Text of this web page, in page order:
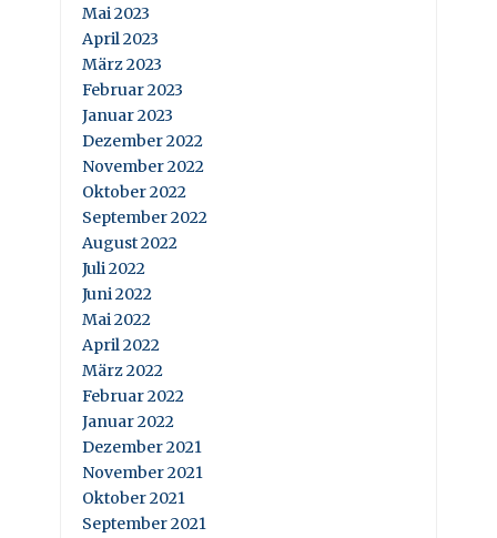
Mai 2023
April 2023
März 2023
Februar 2023
Januar 2023
Dezember 2022
November 2022
Oktober 2022
September 2022
August 2022
Juli 2022
Juni 2022
Mai 2022
April 2022
März 2022
Februar 2022
Januar 2022
Dezember 2021
November 2021
Oktober 2021
September 2021